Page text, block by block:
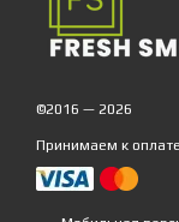
©2016 — 2026
Принимаем к оплате